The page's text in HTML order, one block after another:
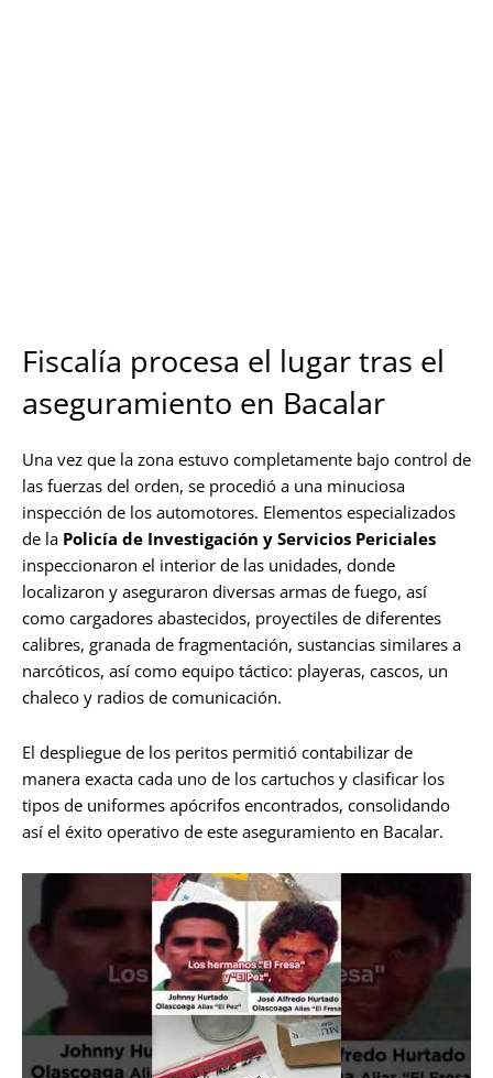
Fiscalía procesa el lugar tras el
aseguramiento en Bacalar
Una vez que la zona estuvo completamente bajo control de
las fuerzas del orden, se procedió a una minuciosa
inspección de los automotores. Elementos especializados
de la Policía de Investigación y Servicios Periciales
inspeccionaron el interior de las unidades, donde
localizaron y aseguraron diversas armas de fuego, así
como cargadores abastecidos, proyectiles de diferentes
calibres, granada de fragmentación, sustancias similares a
narcóticos, así como equipo táctico: playeras, cascos, un
chaleco y radios de comunicación.
El despliegue de los peritos permitió contabilizar de
manera exacta cada uno de los cartuchos y clasificar los
tipos de uniformes apócrifos encontrados, consolidando
así el éxito operativo de este aseguramiento en Bacalar.